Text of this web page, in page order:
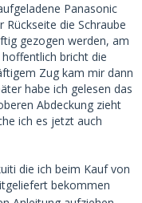
Panasonic
die Schraube
gezogen werden, am
bricht die
Zug kam mir dann
habe ich gelesen das
Abdeckung zieht
ich es jetzt auch
die ich beim Kauf von
bekommen